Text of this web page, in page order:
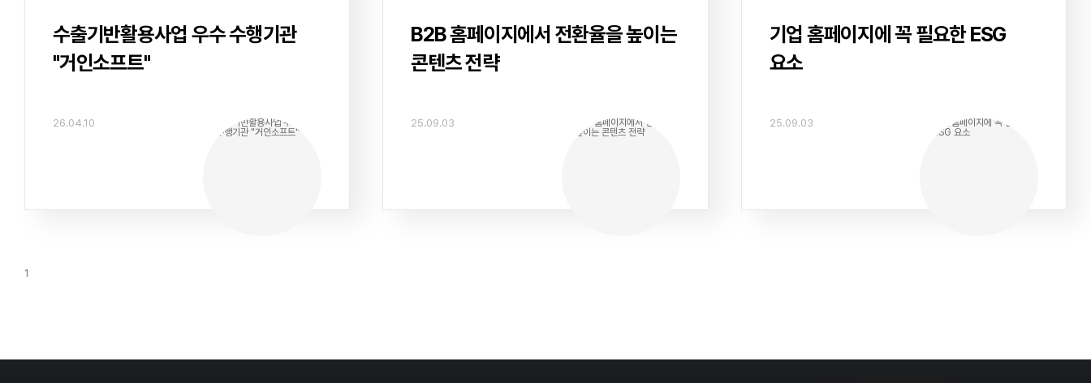
수출기반활용사업 우수 수행기관
"거인소프트"
26.04.10
B2B 홈페이지에서 전환율을 높이는
콘텐츠 전략
25.09.03
기업 홈페이지에 꼭 필요한 ESG
요소
25.09.03
1